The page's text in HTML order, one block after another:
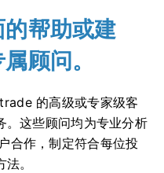
帮助或建
顾问。
的高级或专家级客
。这些顾问均为专业分析
合作，制定符合每位投
。